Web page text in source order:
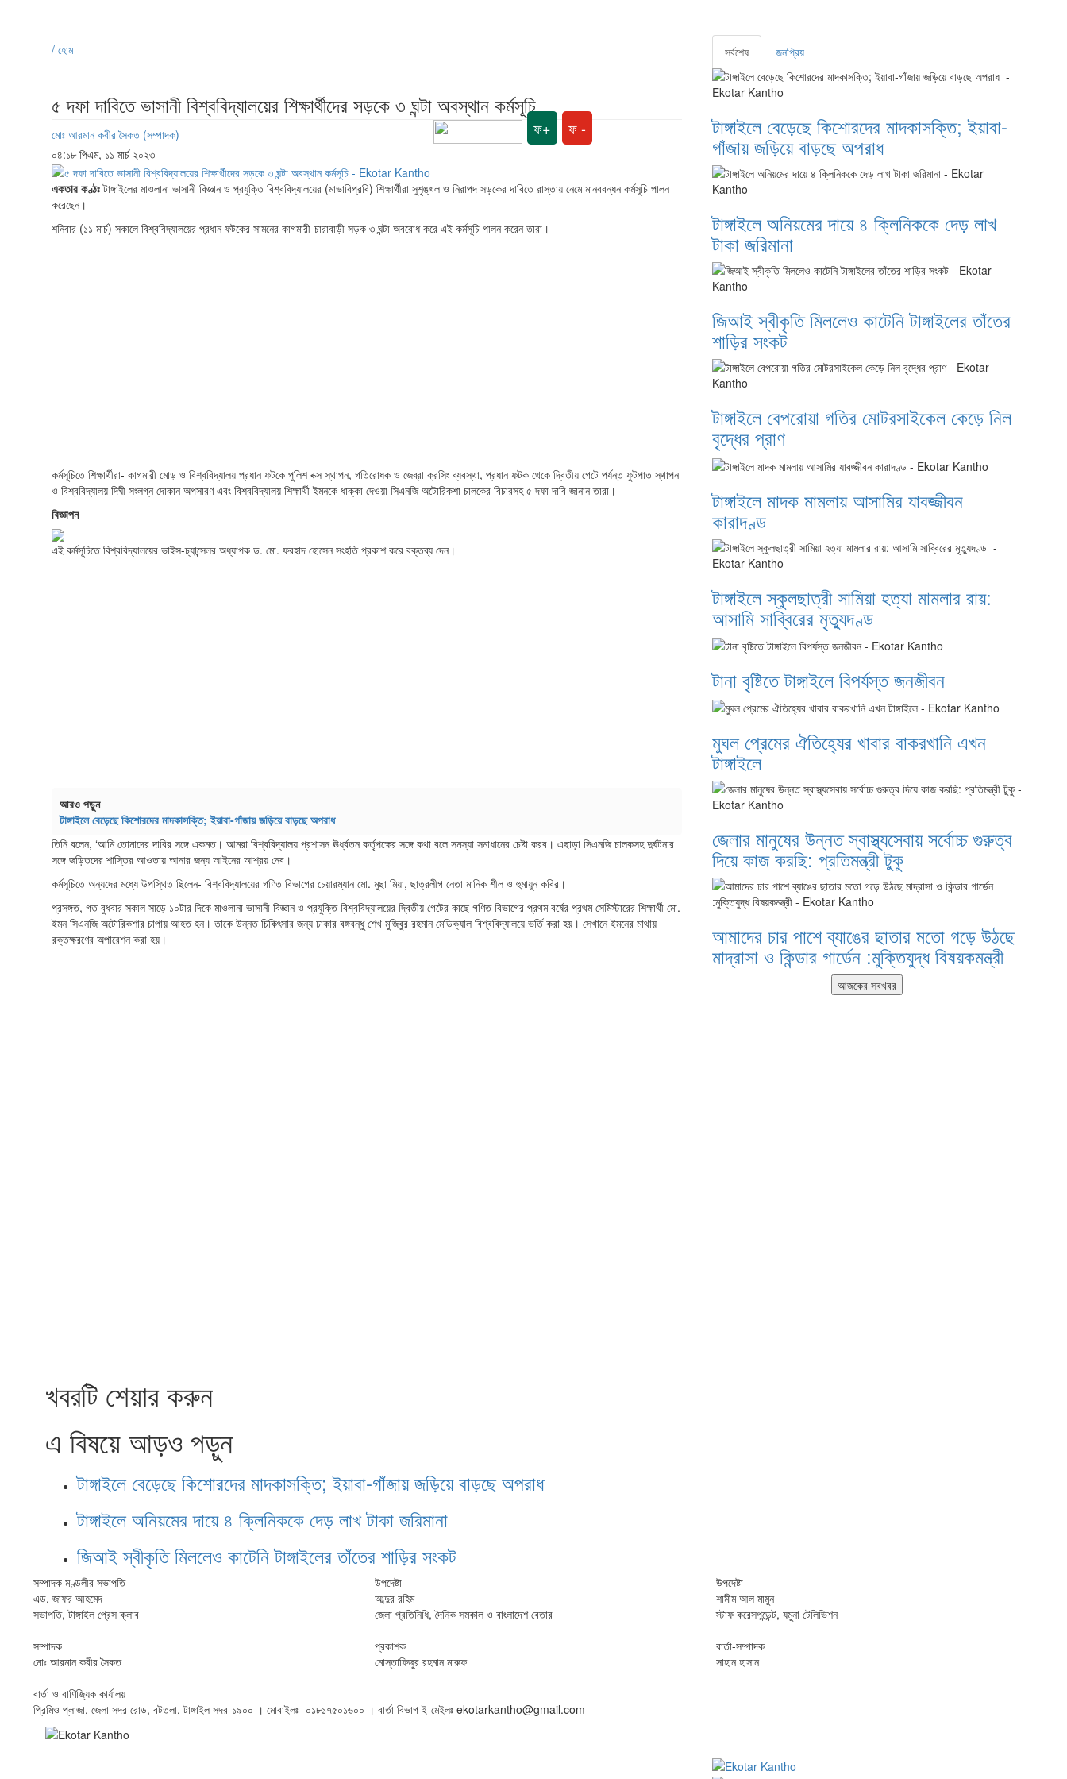
/ হোম
৫ দফা দাবিতে ভাসানী বিশ্ববিদ্যালয়ের শিক্ষার্থীদের সড়কে ৩ ঘন্টা অবস্থান কর্মসূচি
মোঃ আরমান কবীর সৈকত (সম্পাদক)
০৪:১৮ পিএম, ১১ মার্চ ২০২৩
ফ+ ফ -
একতার কণ্ঠঃটাঙ্গাইলের মাওলানা ভাসানী বিজ্ঞান ও প্রযুক্তি বিশ্ববিদ্যালয়ের (মাভাবিপ্রবি) শিক্ষার্থীরা সুশৃঙ্খল ও নিরাপদ সড়কের দাবিতে রাস্তায় নেমে মানববন্ধন কর্মসূচি পালন
করেছেন।
শনিবার (১১ মার্চ) সকালে বিশ্ববিদ্যালয়ের প্রধান ফটকের সামনের কাগমারী-চারাবাড়ী সড়ক ৩ ঘন্টা অবরোধ করে এই কর্মসূচি পালন করেন তারা।
কর্মসূচিতে শিক্ষার্থীরা- কাগমারী মোড় ও বিশ্ববিদ্যালয় প্রধান ফটকে পুলিশ বক্স স্থাপন, গতিরোধক ও জেব্রা ক্রসিং ব্যবস্থা, প্রধান ফটক থেকে দ্বিতীয় গেটে পর্যন্ত ফুটপাত স্থাপন
ও বিশ্ববিদ্যালয় দিঘী সংলগ্ন দোকান অপসারণ এবং বিশ্ববিদ্যালয় শিক্ষার্থী ইমনকে ধাক্কা দেওয়া সিএনজি অটোরিকশা চালকের বিচারসহ ৫ দফা দাবি জানান তারা।
বিজ্ঞাপন
এই কর্মসূচিতে বিশ্ববিদ্যালয়ের ভাইস-চ্যান্সেলর অধ্যাপক ড. মো. ফরহাদ হোসেন সংহতি প্রকাশ করে বক্তব্য দেন।
আরও পড়ুন
টাঙ্গাইলে বেড়েছে কিশোরদের মাদকাসক্তি; ইয়াবা-গাঁজায় জড়িয়ে বাড়ছে অপরাধ
তিনি বলেন, ‘আমি তোমাদের দাবির সঙ্গে একমত। আমরা বিশ্ববিদ্যালয় প্রশাসন ঊর্ধ্বতন কর্তৃপক্ষের সঙ্গে কথা বলে সমস্যা সমাধানের চেষ্টা করব। এছাড়া সিএনজি চালকসহ দুর্ঘটনার
সঙ্গে জড়িতদের শাস্তির আওতায় আনার জন্য আইনের আশ্রয় নেব।
কর্মসূচিতে অন্যদের মধ্যে উপস্থিত ছিলেন- বিশ্ববিদ্যালয়ের গণিত বিভাগের চেয়ারম্যান মো. মুছা মিয়া, ছাত্রলীগ নেতা মানিক শীল ও হুমায়ূন কবির।
প্রসঙ্গত, গত বুধবার সকাল সাড়ে ১০টার দিকে মাওলানা ভাসানী বিজ্ঞান ও প্রযুক্তি বিশ্ববিদ্যালয়ের দ্বিতীয় গেটের কাছে গণিত বিভাগের প্রথম বর্ষের প্রথম সেমিস্টারের শিক্ষার্থী মো.
ইমন সিএনজি অটোরিকশার চাপায় আহত হন। তাকে উন্নত চিকিৎসার জন্য ঢাকার বঙ্গবন্ধু শেখ মুজিবুর রহমান মেডিক্যাল বিশ্ববিদ্যালয়ে ভর্তি করা হয়। সেখানে ইমনের মাথায়
রক্তক্ষরণের অপারেশন করা হয়।
খবরটি শেয়ার করুন
এ বিষয়ে আড়ও পড়ুন
টাঙ্গাইলে বেড়েছে কিশোরদের মাদকাসক্তি; ইয়াবা-গাঁজায় জড়িয়ে বাড়ছে অপরাধ
টাঙ্গাইলে অনিয়মের দায়ে ৪ ক্লিনিককে দেড় লাখ টাকা জরিমানা
জিআই স্বীকৃতি মিললেও কাটেনি টাঙ্গাইলের তাঁতের শাড়ির সংকট
সর্বশেষ জনপ্রিয়
টাঙ্গাইলে বেড়েছে কিশোরদের মাদকাসক্তি; ইয়াবা-
গাঁজায় জড়িয়ে বাড়ছে অপরাধ
টাঙ্গাইলে অনিয়মের দায়ে ৪ ক্লিনিককে দেড় লাখ
টাকা জরিমানা
জিআই স্বীকৃতি মিললেও কাটেনি টাঙ্গাইলের তাঁতের
শাড়ির সংকট
টাঙ্গাইলে বেপরোয়া গতির মোটরসাইকেল কেড়ে নিল
বৃদ্ধের প্রাণ
টাঙ্গাইলে মাদক মামলায় আসামির যাবজ্জীবন
কারাদণ্ড
টাঙ্গাইলে স্কুলছাত্রী সামিয়া হত্যা মামলার রায়:
আসামি সাব্বিরের মৃত্যুদণ্ড
টানা বৃষ্টিতে টাঙ্গাইলে বিপর্যস্ত জনজীবন
মুঘল প্রেমের ঐতিহ্যের খাবার বাকরখানি এখন
টাঙ্গাইলে
জেলার মানুষের উন্নত স্বাস্থ্যসেবায় সর্বোচ্চ গুরুত্ব
দিয়ে কাজ করছি: প্রতিমন্ত্রী টুকু
আমাদের চার পাশে ব্যাঙের ছাতার মতো গড়ে উঠছে
মাদ্রাসা ও কিন্ডার গার্ডেন :মুক্তিযুদ্ধ বিষয়কমন্ত্রী
সম্পাদক মণ্ডলীর সভাপতি
এড. জাফর আহমেদ
সভাপতি, টাঙ্গাইল প্রেস ক্লাব
উপদেষ্টা
আব্দুর রহিম
জেলা প্রতিনিধি, দৈনিক সমকাল ও বাংলাদেশ বেতার
উপদেষ্টা
শামীম আল মামুন
স্টাফ করেসপন্ডেন্ট, যমুনা টেলিভিশন
সম্পাদক
মোঃ আরমান কবীর সৈকত
প্রকাশক
মোস্তাফিজুর রহমান মারুফ
বার্তা-সম্পাদক
সাহান হাসান
বার্তা ও বাণিজ্যিক কার্যালয়
প্রিমিও প্লাজা, জেলা সদর রোড, বটতলা, টাঙ্গাইল সদর-১৯০০ । মোবাইলঃ- ০১৮১৭৫০১৬০০ । বার্তা বিভাগ ই-মেইলঃ ekotarkantho@gmail.com